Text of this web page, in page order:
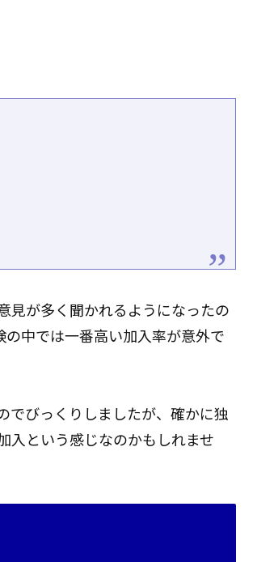
見が多く聞かれるようになったの
中では一番高い加入率が意外で
でびっくりしましたが、確かに独
入という感じなのかもしれませ